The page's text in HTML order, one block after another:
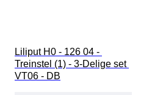
Liliput H0 - 126 04 -
Treinstel (1) - 3-Delige set
VT06 - DB